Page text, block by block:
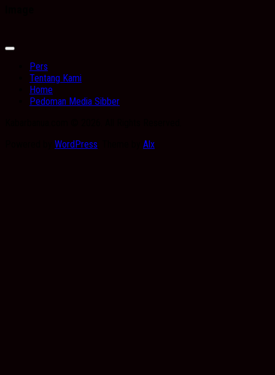
Expand
Pers
Tentang Kami
Home
Pedoman Media Sibber
WordPress Alx